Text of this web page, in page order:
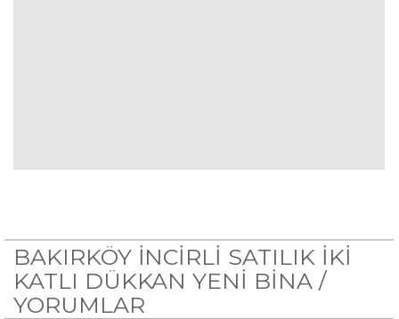
BAKIRKÖY İNCİRLİ SATILIK İKİ
KATLI DÜKKAN YENİ BİNA /
YORUMLAR